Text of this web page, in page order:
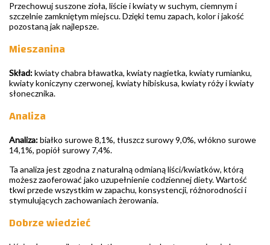
Przechowuj suszone zioła, liście i kwiaty w suchym, ciemnym i
szczelnie zamkniętym miejscu. Dzięki temu zapach, kolor i jakość
pozostaną jak najlepsze.
Mieszanina
Skład:kwiaty chabra bławatka, kwiaty nagietka, kwiaty rumianku,
kwiaty koniczyny czerwonej, kwiaty hibiskusa, kwiaty róży i kwiaty
słonecznika.
Analiza
Analiza:białko surowe 8,1%, tłuszcz surowy 9,0%, włókno surowe
14,1%, popiół surowy 7,4%.
Ta analiza jest zgodna z naturalną odmianą liści/kwiatków, którą
możesz zaoferować jako uzupełnienie codziennej diety. Wartość
tkwi przede wszystkim w zapachu, konsystencji, różnorodności i
stymulujących zachowaniach żerowania.
Dobrze wiedzieć